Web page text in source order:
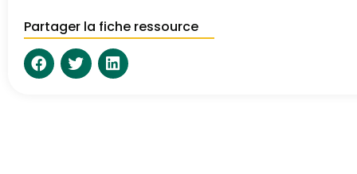
Partager la fiche ressource